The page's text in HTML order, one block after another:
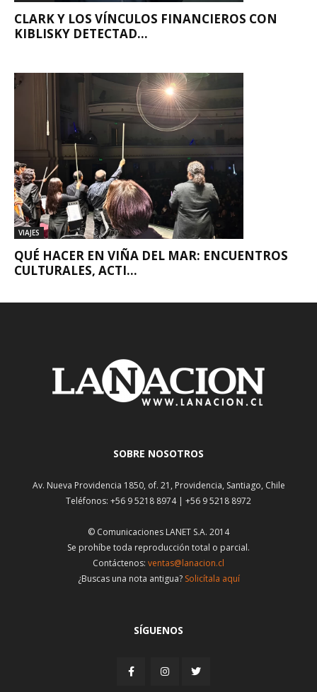
CLARK Y LOS VÍNCULOS FINANCIEROS CON
KIBLISKY DETECTAD...
VIAJES
QUÉ HACER EN VIÑA DEL MAR: ENCUENTROS
CULTURALES, ACTI...
SOBRE NOSOTROS
Av. Nueva Providencia 1850, of. 21, Providencia, Santiago, Chile
Teléfonos: +56 9 5218 8974 | +56 9 5218 8972
© Comunicaciones LANET S.A. 2014
Se prohíbe toda reproducción total o parcial.
Contáctenos: ventas@lanacion.cl
¿Buscas una nota antigua? Solicítala aquí
SÍGUENOS